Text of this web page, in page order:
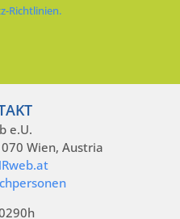
Richtlinien.
e.U.
Wien, Austria